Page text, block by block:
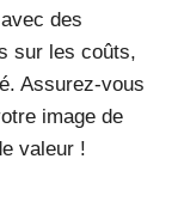
des
sur les coûts,
Assurez-vous
image de
valeur !